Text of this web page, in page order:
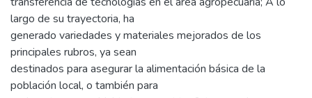
largo de su trayectoria, ha
generado variedades y materiales mejorados de los
principales rubros, ya sean
destinados para asegurar la alimentación básica de la
población local, o también para